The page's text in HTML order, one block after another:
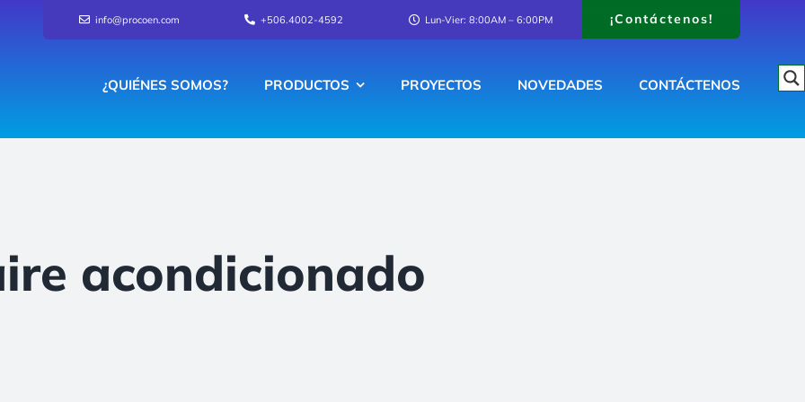
info@procoen.com +506.4002-4592 Lun-Vier: 8:00AM – 6:00PM ¡Contáctenos!
¿QUIÉNES SOMOS? PRODUCTOS PROYECTOS NOVEDADES CONTÁCTENOS
acondicionado